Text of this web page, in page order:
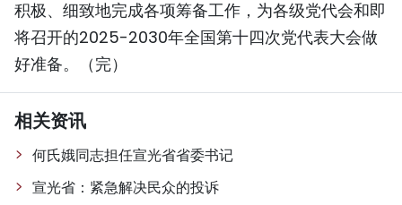
积极、细致地完成各项筹备工作，为各级党代会和即
将召开的2025-2030年全国第十四次党代表大会做
好准备。（完）
相关资讯
何氏娥同志担任宣光省省委书记
宣光省：紧急解决民众的投诉